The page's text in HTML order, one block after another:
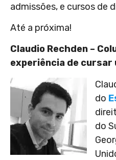
admissões, e cursos de
Até a próxima!
Claudio Rechden –
experiência de cursar
do
do